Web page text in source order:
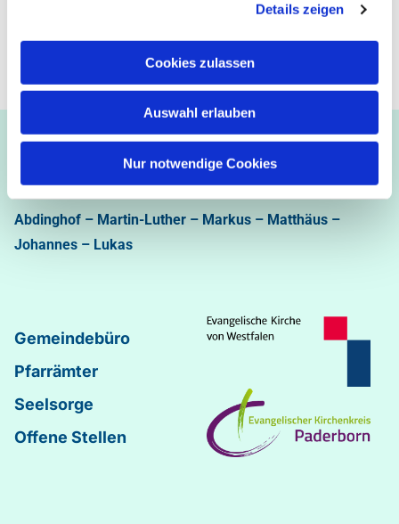
Details zeigen
Cookies zulassen
Auswahl erlauben
Nur notwendige Cookies
Ev.-luth. Kirchengemeinde Paderborn
Bastfelder Weg 30 - 33098 Paderborn
05251/5002-32 und 5002-33
Abdinghof – Martin-Luther – Markus – Matthäus –
Johannes – Lukas
Gemeindebüro
Pfarrämter
Seelsorge
Offene Stellen